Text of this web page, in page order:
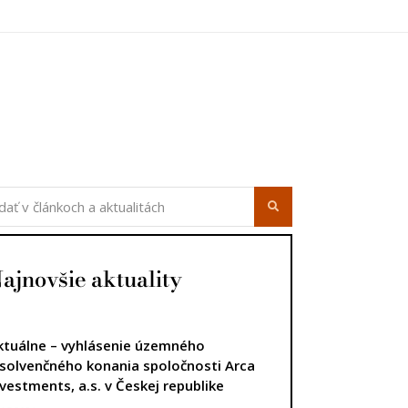
aktuality
– vyhlásenie územného
konania spoločnosti Arca
a.s. v Českej republike